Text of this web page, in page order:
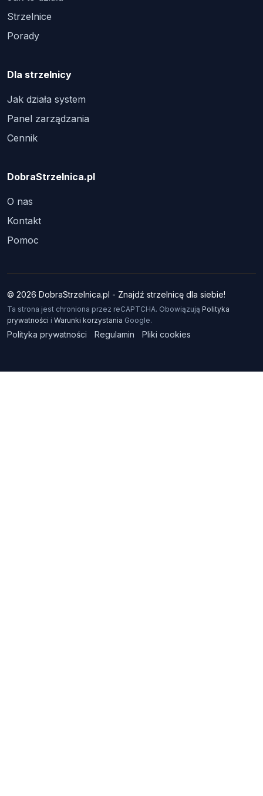
Strzelnice
Porady
Dla strzelnicy
Jak działa system
Panel zarządzania
Cennik
DobraStrzelnica.pl
O nas
Kontakt
Pomoc
© 2026 DobraStrzelnica.pl - Znajdź strzelnicę dla siebie!
Ta strona jest chroniona przez reCAPTCHA. Obowiązują Polityka
prywatności i Warunki korzystania Google.
Polityka prywatności Regulamin Pliki cookies